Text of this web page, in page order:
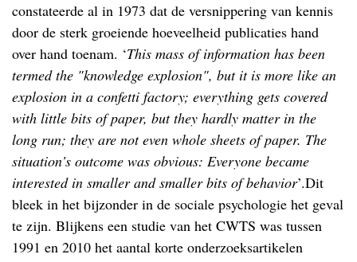
constateerde al in 1973 dat de versnippering van kennis
door de sterk groeiende hoeveelheid publicaties hand
over hand toenam. ‘This mass of information has been
termed the "knowledge explosion", but it is more like an
explosion in a confetti factory; everything gets covered
with little bits of paper, but they hardly matter in the
long run; they are not even whole sheets of paper. The
situation’s outcome was obvious: Everyone became
interested in smaller and smaller bits of behavior’.Dit
bleek in het bijzonder in de sociale psychologie het geval
te zijn. Blijkens een studie van het CWTS was tussen
1991 en 2010 het aantal korte onderzoeksartikelen